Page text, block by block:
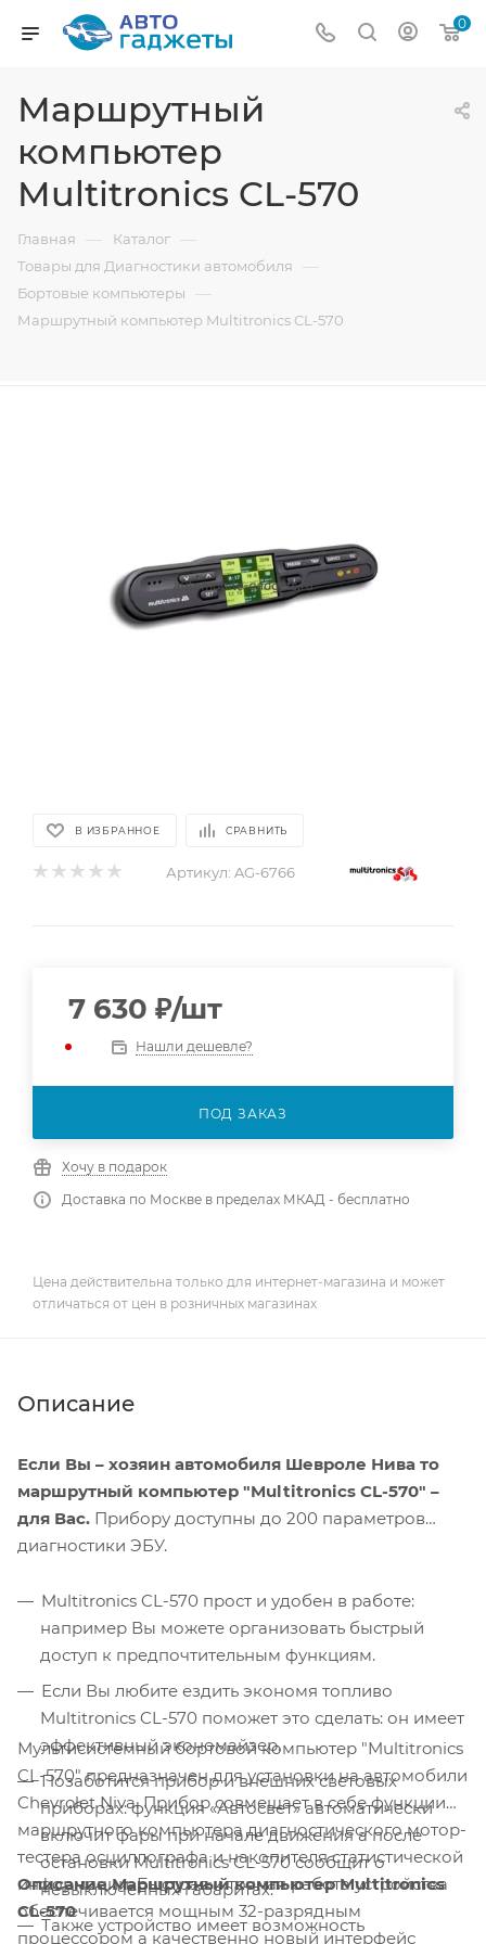
0
Маршрутный
компьютер
Multitronics CL-570
Главная — Каталог —
Товары для Диагностики автомобиля —
Бортовые компьютеры —
Маршрутный компьютер Multitronics CL-570
В ИЗБРАННОЕ СРАВНИТЬ
Артикул: AG-6766
7 630 ₽/шт
Нашли дешевле?
ПОД ЗАКАЗ
Хочу в подарок
Доставка по Москве в пределах МКАД - бесплатно
Цена действительна только для интернет-магазина и может
отличаться от цен в розничных магазинах
Описание
Если Вы – хозяин автомобиля Шевроле Нива то
маршрутный компьютер "Multitronics CL-570" –
для Вас. Прибору доступны до 200 параметров
диагностики ЭБУ.
Multitronics CL-570 прост и удобен в работе:
например Вы можете организовать быстрый
доступ к предпочтительным функциям.
Если Вы любите ездить экономя топливо
Multitronics CL-570 поможет это сделать: он имеет
эффективный экономайзер.
Позаботится прибор и внешних световых
приборах: функция «Автосвет» автоматически
включит фары при начале движения а после
остановки Multitronics CL-570 сообщит о
невыключенных габаритах.
Также устройство имеет возможность
Мультисистемный бортовой компьютер "Multitronics
CL-570" предназначен для установки на автомобили
Chevrolet Niva. Прибор совмещает в себе функции
маршрутного компьютера диагностического мотор-
тестера осциллографа и накопителя статистической
информации. Быстрая и точная работа устройства
обеспечивается мощным 32-разрядным
процессором а качественно новый интерфейс
Описание Маршрутный компьютер Multitronics
CL-570